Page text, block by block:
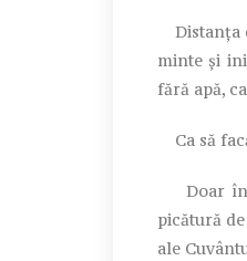
Distanța
minte și
fără apă,
Ca să
Doar
picătură
ale